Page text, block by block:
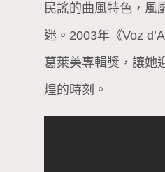
民謠的曲風特色，風
迷。2003年《Voz
葛萊美專輯獎，讓她
煌的時刻。